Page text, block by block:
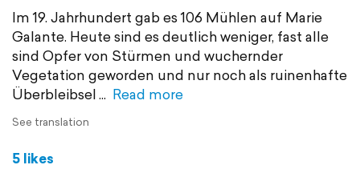
Im 19. Jahrhundert gab es 106 Mühlen auf Marie
Galante. Heute sind es deutlich weniger, fast alle
sind Opfer von Stürmen und wuchernder
Vegetation geworden und nur noch als ruinenhafte
Überbleibsel
Read more
See translation
5 likes